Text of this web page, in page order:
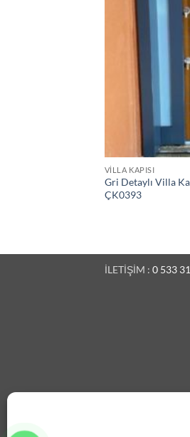
VILLA KAPISI
Gri Detaylı Villa
ÇK0393
İLETİŞİM : 0 533